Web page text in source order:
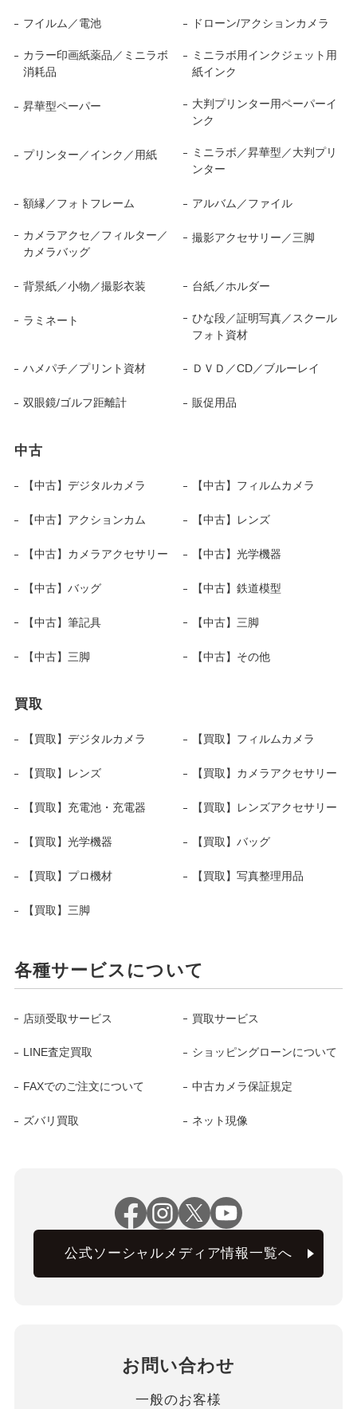
フイルム／電池 ドローン/アクションカメラ
カラー印画紙薬品／ミニラボ
消耗品
ミニラボ用インクジェット用
紙インク
昇華型ペーパー
大判プリンター用ペーパーイ
ンク
プリンター／インク／用紙
ミニラボ／昇華型／大判プリ
ンター
額縁／フォトフレーム アルバム／ファイル
カメラアクセ／フィルター／
カメラバッグ
撮影アクセサリー／三脚
背景紙／小物／撮影衣装 台紙／ホルダー
ラミネート
ひな段／証明写真／スクール
フォト資材
ハメパチ／プリント資材 ＤＶＤ／CD／ブルーレイ
双眼鏡/ゴルフ距離計 販促用品
中古
【中古】デジタルカメラ 【中古】フィルムカメラ
【中古】アクションカム 【中古】レンズ
【中古】カメラアクセサリー 【中古】光学機器
【中古】バッグ 【中古】鉄道模型
【中古】筆記具 【中古】三脚
【中古】三脚 【中古】その他
買取
【買取】デジタルカメラ 【買取】フィルムカメラ
【買取】レンズ 【買取】カメラアクセサリー
【買取】充電池・充電器 【買取】レンズアクセサリー
【買取】光学機器 【買取】バッグ
【買取】プロ機材 【買取】写真整理用品
【買取】三脚
各種サービスについて
店頭受取サービス 買取サービス
LINE査定買取 ショッピングローンについて
FAXでのご注文について 中古カメラ保証規定
ズバリ買取 ネット現像
公式ソーシャルメディア情報一覧へ
お問い合わせ
一般のお客様